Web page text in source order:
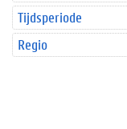
Tijdsperiode
Regio